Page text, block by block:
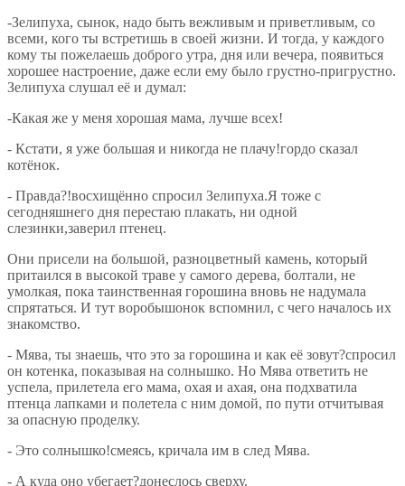
-Зелипуха, сынок, надо быть вежливым и приветливым, со
всеми, кого ты встретишь в своей жизни. И тогда, у каждого
кому ты пожелаешь доброго утра, дня или вечера, появиться
хорошее настроение, даже если ему было грустно-пригрустно.
Зелипуха слушал её и думал:
-Какая же у меня хорошая мама, лучше всех!
- Кстати, я уже большая и никогда не плачу!гордо сказал
котёнок.
- Правда?!восхищённо спросил Зелипуха.Я тоже с
сегодняшнего дня перестаю плакать, ни одной
слезинки,заверил птенец.
Они присели на большой, разноцветный камень, который
притаился в высокой траве у самого дерева, болтали, не
умолкая, пока таинственная горошина вновь не надумала
спрятаться. И тут воробышонок вспомнил, с чего началось их
знакомство.
- Мява, ты знаешь, что это за горошина и как её зовут?спросил
он котенка, показывая на солнышко. Но Мява ответить не
успела, прилетела его мама, охая и ахая, она подхватила
птенца лапками и полетела с ним домой, по пути отчитывая
за опасную проделку.
- Это солнышко!смеясь, кричала им в след Мява.
- А куда оно убегает?донеслось сверху.